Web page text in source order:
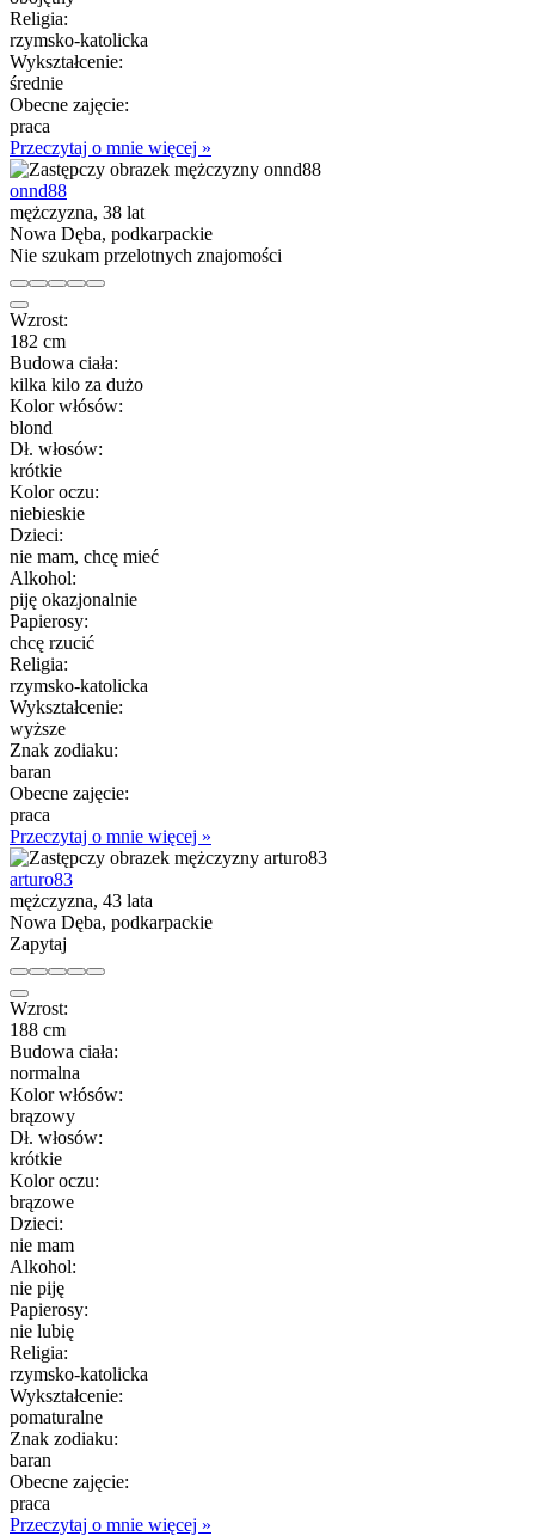
Religia:
rzymsko-katolicka
Wykształcenie:
średnie
Obecne zajęcie:
praca
Przeczytaj o mnie więcej »
onnd88
mężczyzna, 38 lat
Nowa Dęba, podkarpackie
Nie szukam przelotnych znajomości
Wzrost:
182 cm
Budowa ciała:
kilka kilo za dużo
Kolor włósów:
blond
Dł. włosów:
krótkie
Kolor oczu:
niebieskie
Dzieci:
nie mam, chcę mieć
Alkohol:
piję okazjonalnie
Papierosy:
chcę rzucić
Religia:
rzymsko-katolicka
Wykształcenie:
wyższe
Znak zodiaku:
baran
Obecne zajęcie:
praca
Przeczytaj o mnie więcej »
arturo83
mężczyzna, 43 lata
Nowa Dęba, podkarpackie
Zapytaj
Wzrost:
188 cm
Budowa ciała:
normalna
Kolor włósów:
brązowy
Dł. włosów:
krótkie
Kolor oczu:
brązowe
Dzieci:
nie mam
Alkohol:
nie piję
Papierosy:
nie lubię
Religia:
rzymsko-katolicka
Wykształcenie:
pomaturalne
Znak zodiaku:
baran
Obecne zajęcie:
praca
Przeczytaj o mnie więcej »